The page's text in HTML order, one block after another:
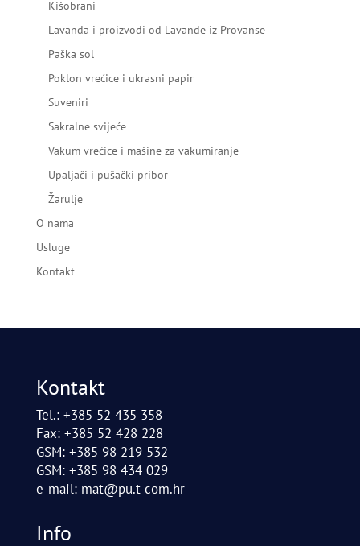
Kišobrani
Lavanda i proizvodi od Lavande iz Provanse
Paška sol
Poklon vrećice i ukrasni papir
Suveniri
Sakralne svijeće
Vakum vrećice i mašine za vakumiranje
Upaljači i pušački pribor
Žarulje
O nama
Usluge
Kontakt
Kontakt
Tel.: +385 52 435 358
Fax: +385 52 428 228
GSM: +385 98 219 532
GSM: +385 98 434 029
e-mail: mat@pu.t-com.hr
Info